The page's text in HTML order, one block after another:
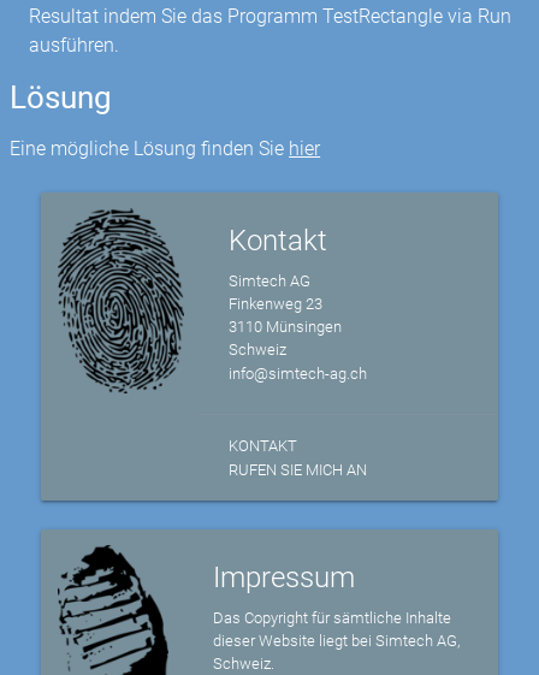
Resultat indem Sie das Programm TestRectangle via Run
ausführen.
Lösung
Eine mögliche Lösung finden Sie hier
Kontakt
Simtech AG
Finkenweg 23
3110 Münsingen
Schweiz
info@simtech-ag.ch
KONTAKT
RUFEN SIE MICH AN
Impressum
Das Copyright für sämtliche Inhalte
dieser Website liegt bei Simtech AG,
Schweiz.